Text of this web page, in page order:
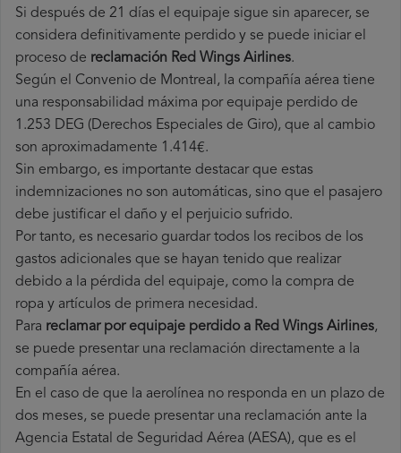
Si después de 21 días el equipaje sigue sin aparecer, se
considera definitivamente perdido y se puede iniciar el
proceso de reclamación Red Wings Airlines.
Según el Convenio de Montreal, la compañía aérea tiene
una responsabilidad máxima por equipaje perdido de
1.253 DEG (Derechos Especiales de Giro), que al cambio
son aproximadamente 1.414€.
Sin embargo, es importante destacar que estas
indemnizaciones no son automáticas, sino que el pasajero
debe justificar el daño y el perjuicio sufrido.
Por tanto, es necesario guardar todos los recibos de los
gastos adicionales que se hayan tenido que realizar
debido a la pérdida del equipaje, como la compra de
ropa y artículos de primera necesidad.
Para reclamar por equipaje perdido a Red Wings Airlines,
se puede presentar una reclamación directamente a la
compañía aérea.
En el caso de que la aerolínea no responda en un plazo de
dos meses, se puede presentar una reclamación ante la
Agencia Estatal de Seguridad Aérea (AESA), que es el